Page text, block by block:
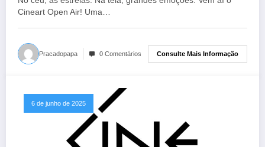
Cineart Open Air! Uma…
Pracadopapa 0 Comentários Consulte Mais Informação
6 de junho de 2025